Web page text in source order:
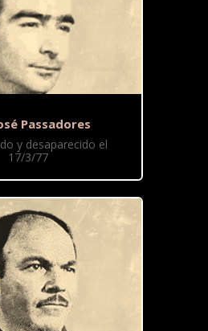
Passadores
y desaparecido el
17/3/77